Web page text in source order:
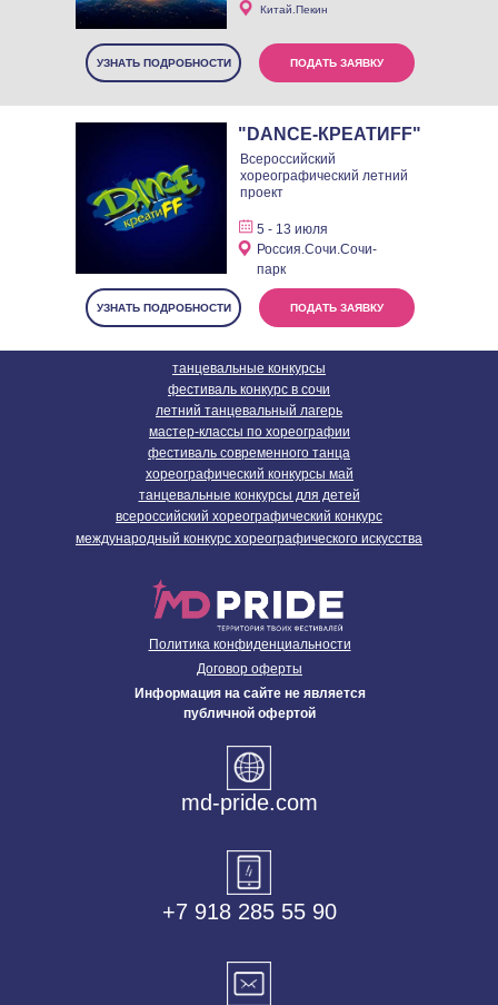
Китай.Пекин
УЗНАТЬ ПОДРОБНОСТИ ПОДАТЬ ЗАЯВКУ
"DANCE-КРЕАТИFF"
Всероссийский
хореографический летний
проект
5 - 13 июля
Россия.Сочи.Сочи-
парк
УЗНАТЬ ПОДРОБНОСТИ ПОДАТЬ ЗАЯВКУ
хореографический конкурсы май
международный конкурс хореографического искусства
всероссийский хореографический конкурс
мастер-классы по хореографии
танцевальные конкурсы
танцевальные конкурсы для детей
фестиваль современного танца
летний танцевальный лагерь
фестиваль конкурс в сочи
md-pride.com
Политика конфиденциальности
Договор оферты
Информация на сайте не является
публичной офертой
+7 918 285 55 90